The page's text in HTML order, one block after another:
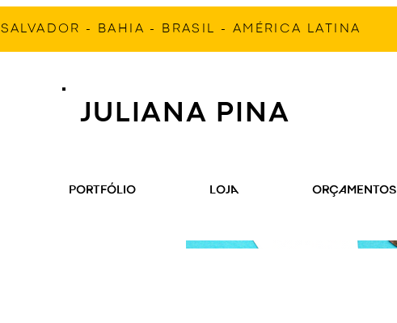
SALVADOR - BAHIA - BRASIL - AMÉRICA LATINA
JULIANA PINA
PORTFÓLIO LOJA ORÇAMENTOS